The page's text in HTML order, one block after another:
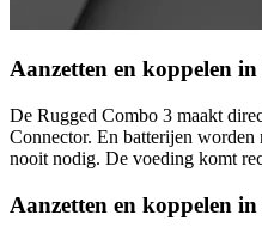
Aanzetten en koppelen
De Rugged Combo 3 maakt
Connector. En batterijen worden
nooit nodig. De voeding komt
Aanzetten en koppelen